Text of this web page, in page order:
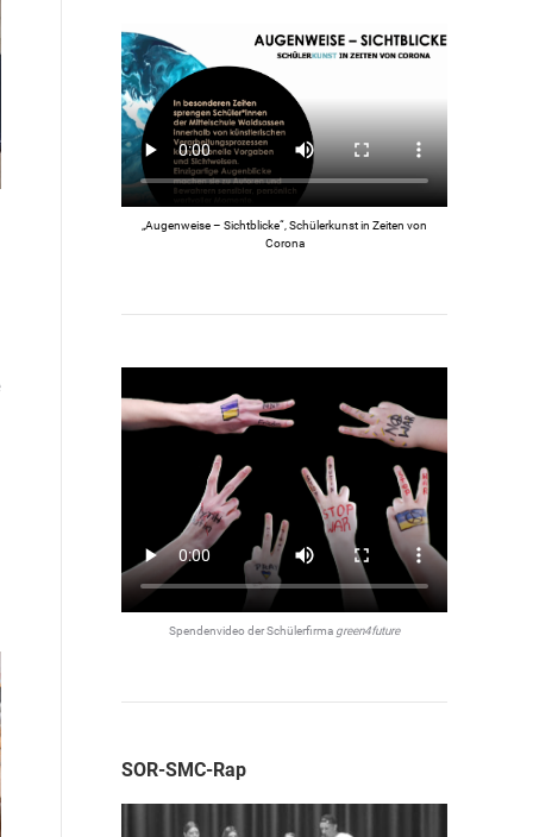
„Augenweise – Sichtblicke“, Schülerkunst in Zeiten von
Corona
Spendenvideo der Schülerfirma green4future
SOR-SMC-Rap